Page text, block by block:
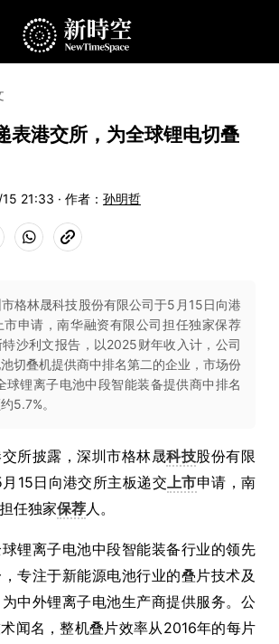
表港交所，为全球锂电切叠
21:33 · 作者： 孙明哲
格林晟科技股份有限公司于5月15日向港
申请，南华融资有限公司担任独家保荐
特沙利文报告，以2025财年收入计，公司
切叠机提供商中排名第二的企业，市场份
球锂离子电池中段智能装备提供商中排名
5.7%。
所披露，深圳市格林晟科技股份有限
15日向港交所主板递交上市申请，南
任独家保荐人。
锂离子电池中段智能装备行业的领先
专注于新能源电池行业的叠片技术及
中外锂离子电池生产商提供服务。公
闻名，整机叠片效率从2016年的每片